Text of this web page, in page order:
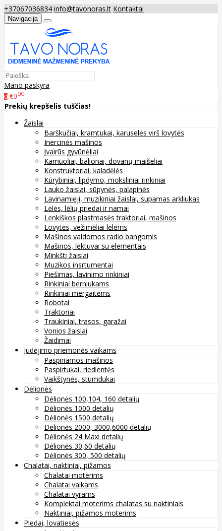
+37067036834 info@tavonoras.lt Kontaktai
Navigacija
Mano paskyra
0 €000
Prekių krepšelis tuščias!
Žaislai
Barškučiai, kramtukai, karuselės virš lovytės
Inercinės mašinos
Įvairūs gyvūnėliai
Kamuoliai, balionai, dovanų maišeliai
Konstruktoriai, kaladėlės
Kūrybiniai, lipdymo, moksliniai rinkiniai
Lauko žaislai, sūpynės, palapinės
Lavinamieji, muzikiniai žaislai, supamas arkliukas
Lėlės, lėlių priedai ir namai
Lenkiškos plastmasės traktoriai, mašinos
Lovytės, vežimėliai lėlėms
Mašinos valdomos radio bangomis
Mašinos, lėktuvai su elementais
Minkšti žaislai
Muzikos insrtumentai
Piešimas, lavinimo rinkiniai
Rinkiniai berniukams
Rinkiniai mergaitėms
Robotai
Traktoriai
Traukiniai, trasos, garažai
Vonios žaislai
Žaidimai
Judėjimo priemonės vaikams
Paspiriamos mašinos
Paspirtukai, riedlentės
Vaikštynės, stumdukai
Dėlionės
Dėlionės 100,104, 160 detalių
Dėlionės 1000 detalių
Dėlionės 1500 detalių
Dėlionės 2000, 3000,6000 detalių
Dėlionės 24 Maxi detalių
Dėlionės 30,60 detalių
Dėlionės 300, 500 detalių
Chalatai, naktiniai, pižamos
Chalatai moterims
Chalatai vaikams
Chalatai vyrams
Komplektai moterims chalatas su naktiniais
Naktiniai, pižamos moterims
Pledai, lovatiesės